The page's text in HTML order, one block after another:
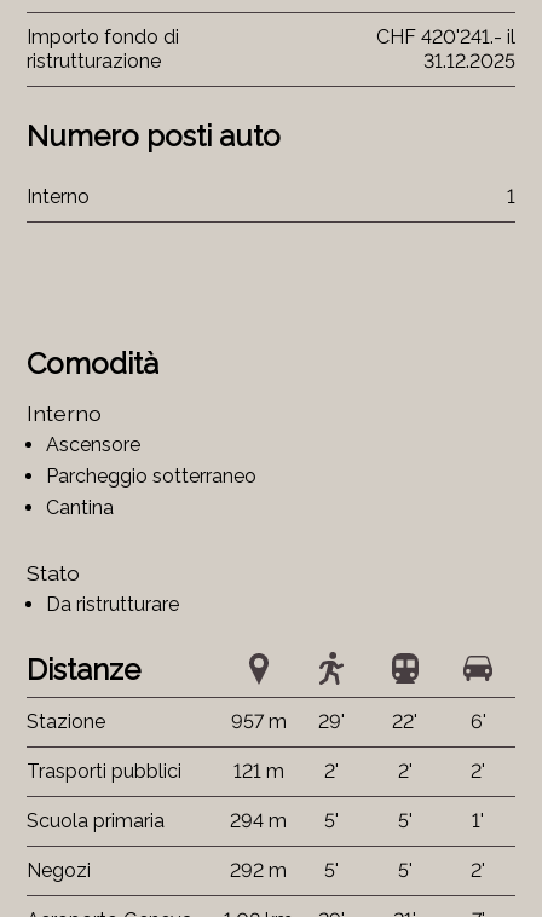
Comodità
Interno
Ascensore
Parcheggio sotterraneo
Cantina
Stato
Da ristrutturare
Distanze
Stazione 957 m 29' 22' 6'
Trasporti pubblici 121 m 2' 2' 2'
Scuola primaria 294 m 5' 5' 1'
Negozi 292 m 5' 5' 2'
Importo fondo di
ristrutturazione
CHF 420'241.- il
31.12.2025
Numero posti auto
Interno 1